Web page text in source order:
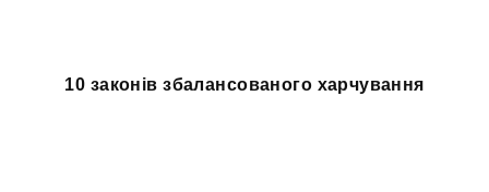
10 законів збалансованого харчування